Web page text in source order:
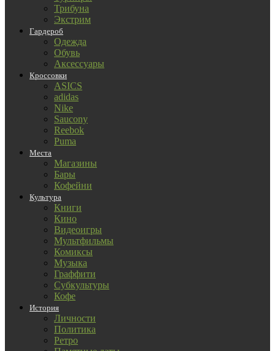
Трибуна
Экстрим
Гардероб
Одежда
Обувь
Аксессуары
Кроссовки
ASICS
adidas
Nike
Saucony
Reebok
Puma
Места
Магазины
Бары
Кофейни
Культура
Книги
Кино
Видеоигры
Мультфильмы
Комиксы
Музыка
Граффити
Субкультуры
Кофе
История
Личности
Политика
Ретро